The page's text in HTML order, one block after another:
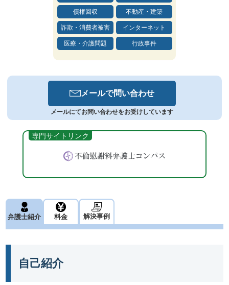
債権回収 不動産・建築
詐欺・消費者被害 インターネット
医療・介護問題 行政事件
メールで問い合わせ
メールにてお問い合わせをお受けしています
弁護士紹介 料金 解決事例
自己紹介